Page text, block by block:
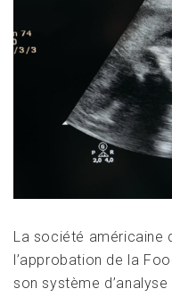
La société américaine
l’approbation de la
son système